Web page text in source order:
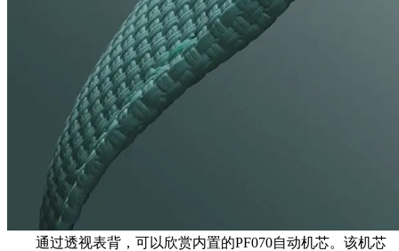
通过透视表背，可以欣赏内置的PF070自动机芯。该机芯